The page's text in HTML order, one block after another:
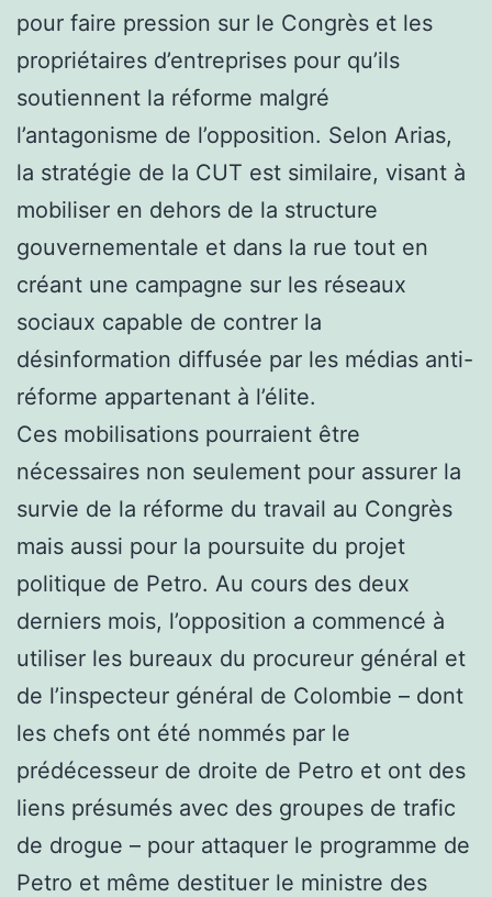
pour faire pression sur le Congrès et les
propriétaires d’entreprises pour qu’ils
soutiennent la réforme malgré
l’antagonisme de l’opposition. Selon Arias,
la stratégie de la CUT est similaire, visant à
mobiliser en dehors de la structure
gouvernementale et dans la rue tout en
créant une campagne sur les réseaux
sociaux capable de contrer la
désinformation diffusée par les médias anti-
réforme appartenant à l’élite.
Ces mobilisations pourraient être
nécessaires non seulement pour assurer la
survie de la réforme du travail au Congrès
mais aussi pour la poursuite du projet
politique de Petro. Au cours des deux
derniers mois, l’opposition a commencé à
utiliser les bureaux du procureur général et
de l’inspecteur général de Colombie – dont
les chefs ont été nommés par le
prédécesseur de droite de Petro et ont des
liens présumés avec des groupes de trafic
de drogue – pour attaquer le programme de
Petro et même destituer le ministre des